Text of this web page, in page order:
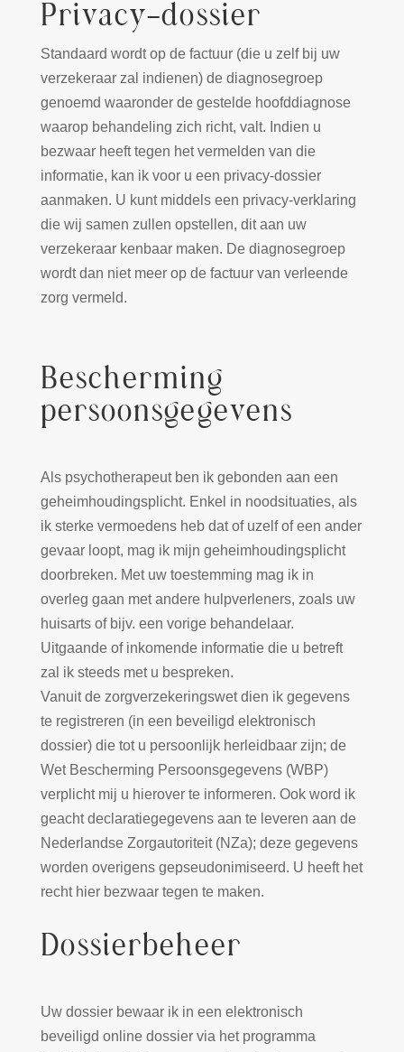
Privacy-dossier
Standaard wordt op de factuur (die u zelf bij uw
verzekeraar zal indienen) de diagnosegroep
genoemd waaronder de gestelde hoofddiagnose
waarop behandeling zich richt, valt. Indien u
bezwaar heeft tegen het vermelden van die
informatie, kan ik voor u een privacy-dossier
aanmaken. U kunt middels een privacy-verklaring
die wij samen zullen opstellen, dit aan uw
verzekeraar kenbaar maken. De diagnosegroep
wordt dan niet meer op de factuur van verleende
zorg vermeld.
Bescherming
persoonsgegevens
Als psychotherapeut ben ik gebonden aan een
geheimhoudingsplicht. Enkel in noodsituaties, als
ik sterke vermoedens heb dat of uzelf of een ander
gevaar loopt, mag ik mijn geheimhoudingsplicht
doorbreken. Met uw toestemming mag ik in
overleg gaan met andere hulpverleners, zoals uw
huisarts of bijv. een vorige behandelaar.
Uitgaande of inkomende informatie die u betreft
zal ik steeds met u bespreken.
Vanuit de zorgverzekeringswet dien ik gegevens
te registreren (in een beveiligd elektronisch
dossier) die tot u persoonlijk herleidbaar zijn; de
Wet Bescherming Persoonsgegevens (WBP)
verplicht mij u hierover te informeren. Ook word ik
geacht declaratiegegevens aan te leveren aan de
Nederlandse Zorgautoriteit (NZa); deze gegevens
worden overigens gepseudonimiseerd. U heeft het
recht hier bezwaar tegen te maken.
Dossierbeheer
Uw dossier bewaar ik in een elektronisch
beveiligd online dossier via het programma